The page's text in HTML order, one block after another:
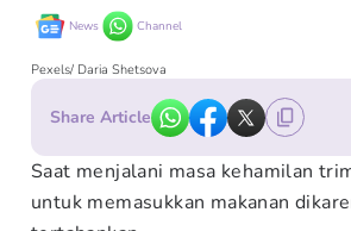
News Channel
Pexels/ Daria Shetsova
Share Article
Saat menjalani masa kehamilan
untuk memasukkan makanan